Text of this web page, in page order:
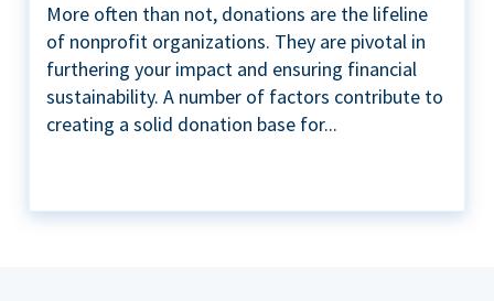
More often than not, donations are the lifeline
of nonprofit organizations. They are pivotal in
furthering your impact and ensuring financial
sustainability. A number of factors contribute to
creating a solid donation base for...